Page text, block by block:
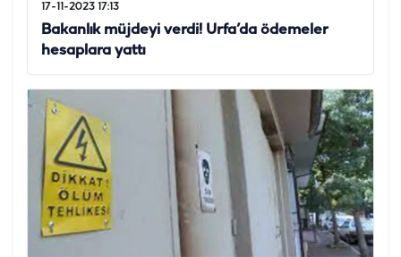
17-11-2023 17:13
Bakanlık müjdeyi verdi! Urfa’da ödemeler
hesaplara yattı